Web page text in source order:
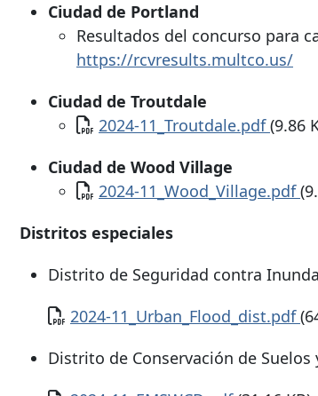
Ciudad de Portland
Resultados del concurso para
https://rcvresults.multco.us/
Ciudad de Troutdale
Documento
2024-11_Troutdale.pdf(9.86
Ciudad de Wood Village
Documento
2024-11_Wood_Village.pdf
Distritos especiales
Distrito de Seguridad contra
Documento
2024-11_Urban_Flood_dist.pdf
Distrito de Conservación de